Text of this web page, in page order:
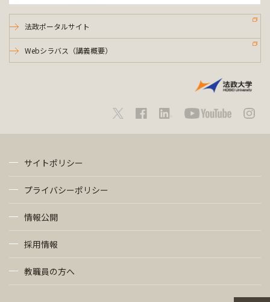
法政ポータルサイト
Webシラバス（講義概要）
サイトポリシー
プライバシーポリシー
情報公開
採用情報
教職員の方へ